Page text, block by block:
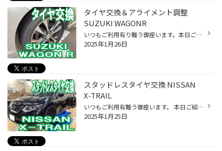
タイヤ交換＆アライメント調整
SUZUKI WAGONR
いつもご利用有り難う御座います。本日ご紹介はコチラ。 ブリヂストン レグノ GR-Leggera 165/55R15にて交換を行いました。 交換後はアライメント調整です。タイヤ本来の性能を発揮しゃすくなります。測定結果は フロントのトゥ角にズレが出ていました。 タイロッドにて調整を行います。 左右差無く...
2025年1月26日
スタッドレスタイヤ交換 NISSAN
X-TRAIL
いつもご利用有難う御座います。 本日ご紹介はコチラ。 ニッサン T32系エクストレイルです。 スタッドレスタイヤを交換します。 交換タイヤはブリヂストン ブリザックVRX3。 225/65R17です。 雪山よりも市街地走行メインであれば、 氷上性能とタイヤのモチでコチラをチョイスもアリです。 交換前タ...
2025年1月25日